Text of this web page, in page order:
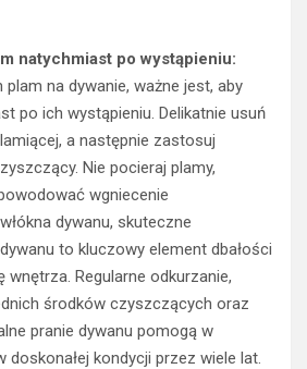
natychmiast po wystąpieniu:
plam na dywanie, ważne jest, aby
po ich wystąpieniu. Delikatnie usuń
a następnie zastosuj
Nie pocieraj plamy,
wgniecenie
dywanu, skuteczne
to kluczowy element dbałości
Regularne odkurzanie,
środków czyszczących oraz
pranie dywanu pomogą w
doskonałej kondycji przez wiele lat.